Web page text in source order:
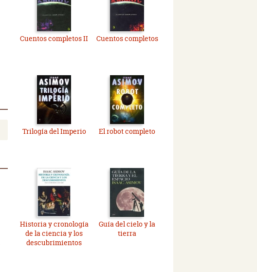
Cuentos completos II Cuentos completos
Trilogía del Imperio El robot completo
Historia y cronología
de la ciencia y los
descubrimientos
Guía del cielo y la
tierra